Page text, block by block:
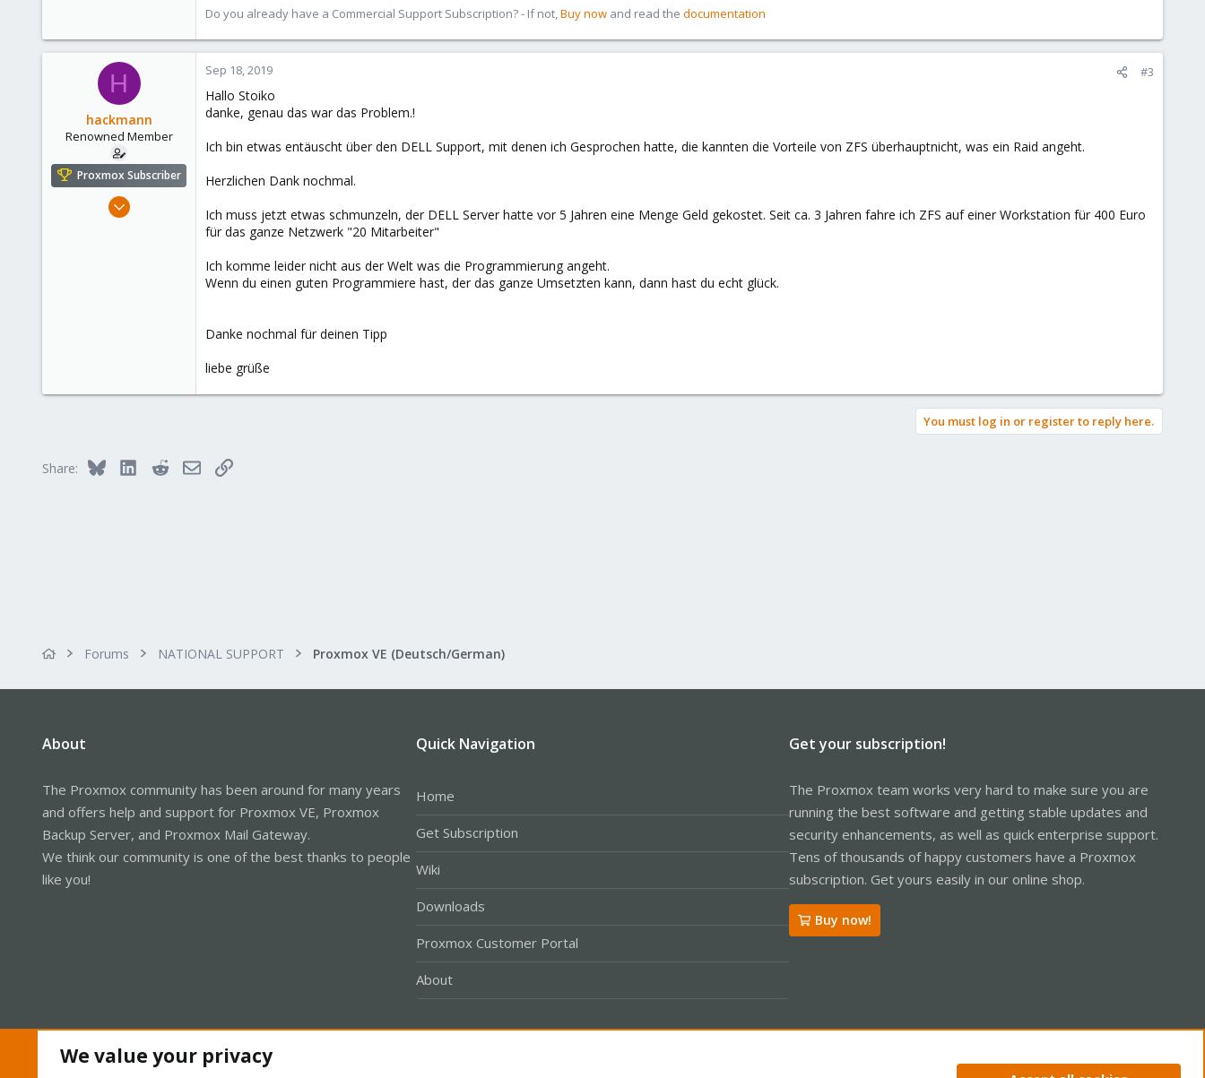
Do you already have a Commercial Support Subscription? - If not,Buy now and read the documentation
H
hackmann
Renowned Member
Proxmox Subscriber
Sep 18, 2019 #3
Hallo Stoiko
danke, genau das war das Problem.!
Ich bin etwas entäuscht über den DELL Support, mit denen ich Gesprochen hatte, die kannten die Vorteile von ZFS überhauptnicht, was ein Raid angeht.
Herzlichen Dank nochmal.
Ich muss jetzt etwas schmunzeln, der DELL Server hatte vor 5 Jahren eine Menge Geld gekostet. Seit ca. 3 Jahren fahre ich ZFS auf einer Workstation für 400 Euro
für das ganze Netzwerk "20 Mitarbeiter"
Ich komme leider nicht aus der Welt was die Programmierung angeht.
Wenn du einen guten Programmiere hast, der das ganze Umsetzten kann, dann hast du echt glück.
Danke nochmal für deinen Tipp
liebe grüße
You must log in or register to reply here.
Share: Bluesky LinkedInRedditEmailLink
Forums NATIONAL SUPPORT Proxmox VE (Deutsch/German)
About
The Proxmox community has been around for many years
and offers help and support for Proxmox VE, Proxmox
Backup Server, and Proxmox Mail Gateway.
We think our community is one of the best thanks to people
like you!
Quick Navigation
Home
Get Subscription
Wiki
Downloads
Proxmox Customer Portal
About
Get your subscription!
The Proxmox team works very hard to make sure you are
running the best software and getting stable updates and
security enhancements, as well as quick enterprise support.
Tens of thousands of happy customers have a Proxmox
subscription. Get yours easily in our online shop.
Buy now!
We value your privacy